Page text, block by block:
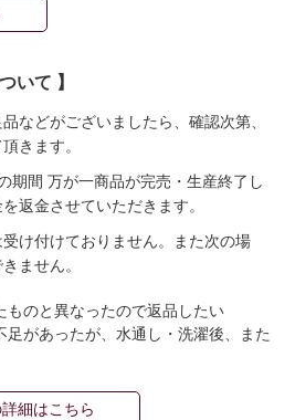
いて 】
などがございましたら、確認次第、
きます。
期間 万が一商品が完売・生産終了し
返金させていただきます。
け付けておりません。また次の場
ません。
ものと異なったので返品したい
足があったが、水通し・洗濯後、また
細はこちら